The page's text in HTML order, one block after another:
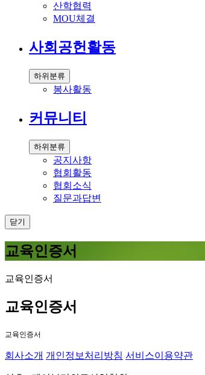
산학협력
MOU체결
사회공헌활동
하위분류
봉사활동
커뮤니티
하위분류
공지사항
협회활동
협회소식
질문과답변
닫기
교육인증서
교육인증서
교육인증서
교육인증서
회사소개 개인정보처리방침 서비스이용약관